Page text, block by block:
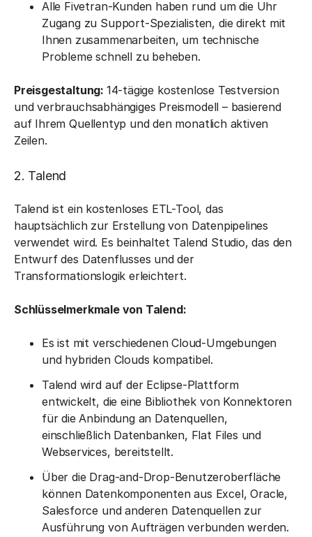
Alle Fivetran-Kunden haben rund um die Uhr
Zugang zu Support-Spezialisten, die direkt mit
Ihnen zusammenarbeiten, um technische
Probleme schnell zu beheben.
Preisgestaltung: 14-tägige kostenlose Testversion
und verbrauchsabhängiges Preismodell – basierend
auf Ihrem Quellentyp und den monatlich aktiven
Zeilen.
2. Talend
Talend ist ein kostenloses ETL-Tool, das
hauptsächlich zur Erstellung von Datenpipelines
verwendet wird. Es beinhaltet Talend Studio, das den
Entwurf des Datenflusses und der
Transformationslogik erleichtert.
Schlüsselmerkmale von Talend:
Es ist mit verschiedenen Cloud-Umgebungen
und hybriden Clouds kompatibel.
Talend wird auf der Eclipse-Plattform
entwickelt, die eine Bibliothek von Konnektoren
für die Anbindung an Datenquellen,
einschließlich Datenbanken, Flat Files und
Webservices, bereitstellt.
Über die Drag-and-Drop-Benutzeroberfläche
können Datenkomponenten aus Excel, Oracle,
Salesforce und anderen Datenquellen zur
Ausführung von Aufträgen verbunden werden.